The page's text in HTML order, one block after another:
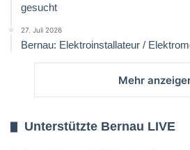
gesucht
27. Juli 2026
Bernau: Elektroinstallateur /
Mehr
Unterstützte Bernau LIVE